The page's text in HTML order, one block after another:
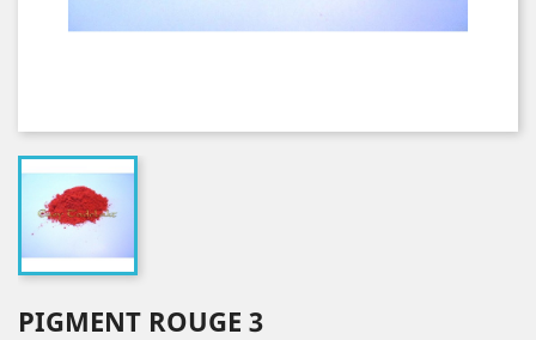
PIGMENT ROUGE 3